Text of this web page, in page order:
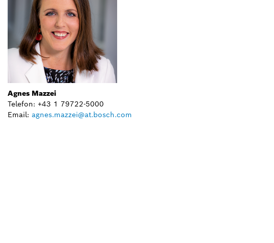
Agnes Mazzei
Telefon: +43 1 79722-5000
Email: agnes.mazzei@at.bosch.com